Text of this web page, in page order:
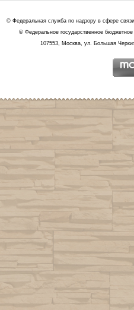
© Федеральная служба по надзору в сфере
© Федеральное государственное
107553, Москва, ул. Большая